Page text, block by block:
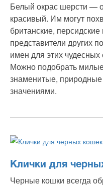
Белый окрас шерсти —
красивый. Им могут
британские,
представители других
имен для этих
Можно подобрать
знаменитые, природные
значениями.
Клички для
Черные кошки всегда